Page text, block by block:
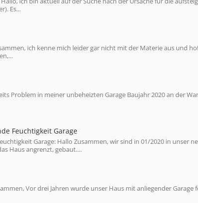
Es...
ich kenne mich leider gar nicht mit der Materie aus und
Problem in meiner unbeheizten Garage Baujahr 2020 an der
Feuchtigkeit Garage
Garage: Hallo Zusammen, wir sind in 01/2020 in unser
Haus angrenzt, gebaut....
Vor drei Jahren wurde unser Haus mit anliegender Garage